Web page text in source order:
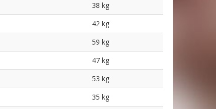
38 kg
42 kg
59 kg
47 kg
53 kg
35 kg